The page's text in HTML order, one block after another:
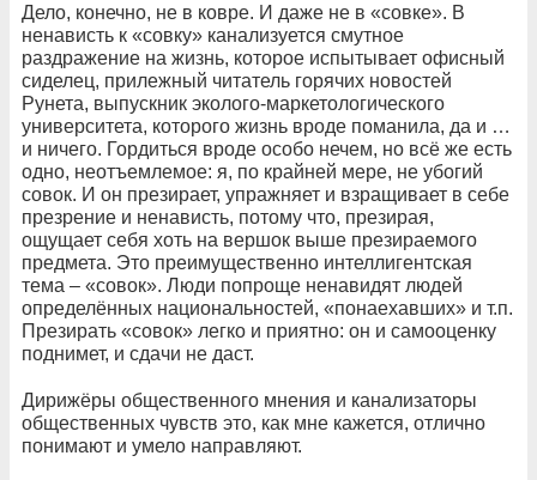
Дело, конечно, не в ковре. И даже не в «совке». В
ненависть к «совку» канализуется смутное
раздражение на жизнь, которое испытывает офисный
сиделец, прилежный читатель горячих новостей
Рунета, выпускник эколого-маркетологического
университета, которого жизнь вроде поманила, да и …
и ничего. Гордиться вроде особо нечем, но всё же есть
одно, неотъемлемое: я, по крайней мере, не убогий
совок. И он презирает, упражняет и взращивает в себе
презрение и ненависть, потому что, презирая,
ощущает себя хоть на вершок выше презираемого
предмета. Это преимущественно интеллигентская
тема – «совок». Люди попроще ненавидят людей
определённых национальностей, «понаехавших» и т.п.
Презирать «совок» легко и приятно: он и самооценку
поднимет, и сдачи не даст.
Дирижёры общественного мнения и канализаторы
общественных чувств это, как мне кажется, отлично
понимают и умело направляют.